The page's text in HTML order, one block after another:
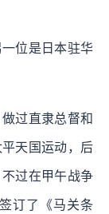
位是日本驻华
过直隶总督和
天国运动，后
过在甲午战争
订了《马关条